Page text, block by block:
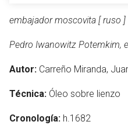
embajador moscovita [ ruso ]
Pedro Iwanowitz Potemkim,
Autor: Carreño Miranda,
Técnica: Óleo sobre lienzo
Cronología: h.1682